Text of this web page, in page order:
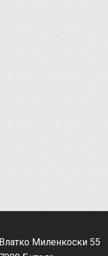
Влатко Миленкоски 55